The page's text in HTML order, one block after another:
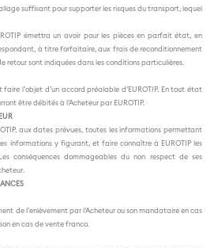
suffisant pour supporter les risques du transport, lequel
émettra un avoir pour les pièces en parfait état, en
à titre forfaitaire, aux frais de reconditionnement
retour sont indiquées dans les conditions particulières.
l’objet d’un accord préalable d’EUROTIP. En tout état
être débités à l’Acheteur par EUROTIP.
aux dates prévues, toutes les informations permettant
informations y figurant, et faire connaître à EUROTIP les
conséquences dommageables du non respect de ses
de l’enlèvement par l’Acheteur ou son mandataire en cas
en cas de vente franco.